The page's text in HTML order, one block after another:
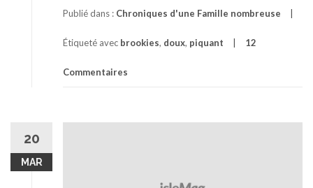
r
p
V
Publié dans : Chroniques d'une Famille nombreuse
Étiqueté avec brookies, doux, piquant 12
Commentaires
20
MAR